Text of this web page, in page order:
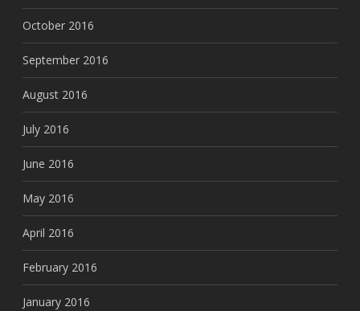
October 2016
September 2016
August 2016
July 2016
June 2016
May 2016
April 2016
February 2016
January 2016